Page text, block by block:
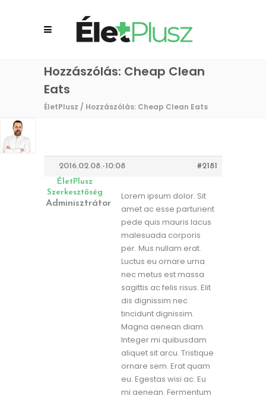
Hozzászólás: Cheap Clean
Eats
ÉletPlusz / Hozzászólás: Cheap Clean Eats
2016.02.08.-10:08
#2181
ÉletPlusz
Szerkesztőség
Adminisztrátor
Lorem ipsum dolor. Sit
amet ac esse parturient
pede quis mauris lacus
malesuada corporis
per. Mus nullam erat.
Luctus eu ornare urna
nec metus est massa
sagittis ac felis risus. Elit
dis dignissim nec
tincidunt dignissim.
Magna aenean diam.
Integer mi quibusdam
aliquet sit arcu. Tristique
ornare sem. Erat quam
eu. Egestas wisi ac. Eu
mi aenean. Fermentum